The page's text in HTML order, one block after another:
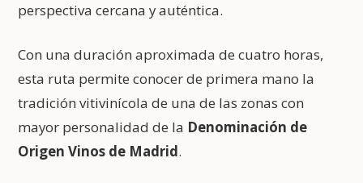
perspectiva cercana y auténtica.
Con una duración aproximada de cuatro horas,
esta ruta permite conocer de primera mano la
tradición vitivinícola de una de las zonas con
mayor personalidad de la Denominación de
Origen Vinos de Madrid.